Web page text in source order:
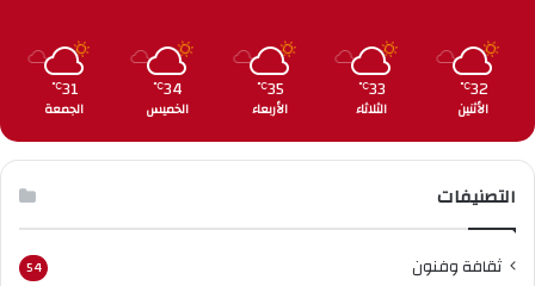
32
℃
الأثنين
33
℃
الثلاثاء
35
℃
الأربعاء
34
℃
الخميس
31
℃
الجمعة
التصنيفات
ثقافة وفنون 54